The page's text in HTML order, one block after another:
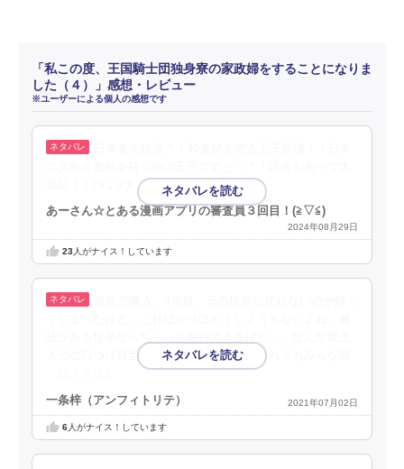
「私この度、王国騎士団独身寮の家政婦をすることになりま
した（４）」感想・レビュー
※ユーザーによる個人の感想です
あーさん☆とある漫画アプリの審査員３回目！(⁠≧⁠▽⁠≦⁠)
2024年08月29日
23人がナイス！しています
人公の口づけ目当てな感じがするけど、それでもみんな強
一条梓（アンフィトリテ） 2021年07月02日
6人がナイス！しています